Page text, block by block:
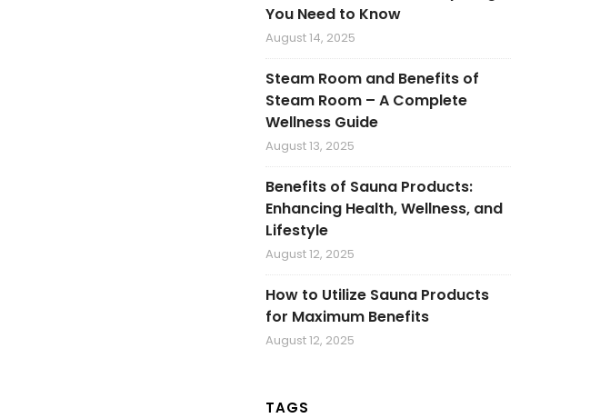
You Need to Know
August 14, 2025
Steam Room and Benefits of
Steam Room – A Complete
Wellness Guide
August 13, 2025
Benefits of Sauna Products:
Enhancing Health, Wellness, and
Lifestyle
August 12, 2025
How to Utilize Sauna Products
for Maximum Benefits
August 12, 2025
TAGS